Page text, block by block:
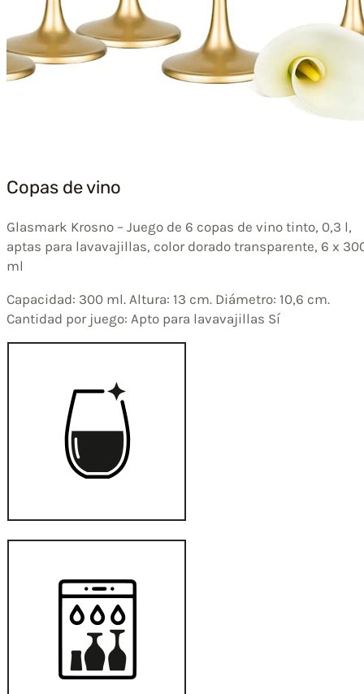
Copas de vino
Glasmark Krosno – Juego de 6 copas de vino tinto, 0,3 l,
aptas para lavavajillas, color dorado transparente, 6 x
ml
Capacidad: 300 ml. Altura: 13 cm. Diámetro: 10,6 cm.
Cantidad por juego: Apto para lavavajillas Sí